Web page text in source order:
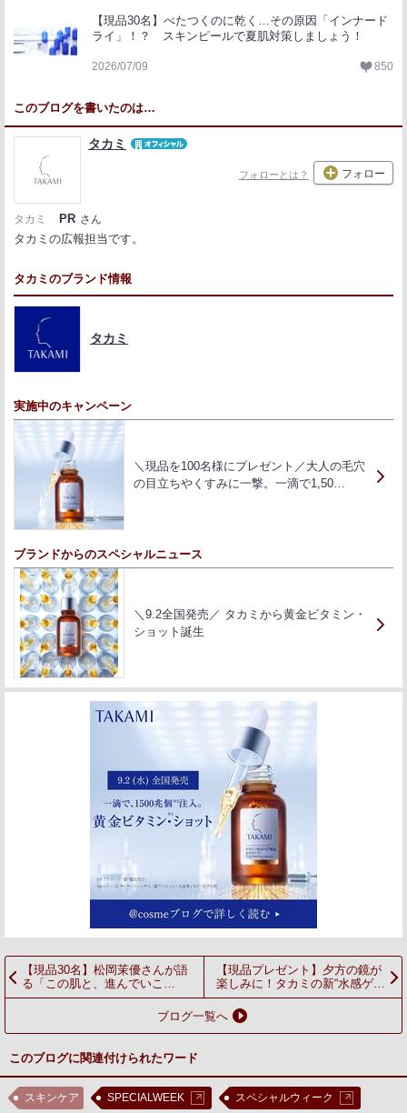
【現品30名】べたつくのに乾く…その原因「インナード
ライ」！？ スキンピールで夏肌対策しましょう！
2026/07/09 850
このブログを書いたのは…
タカミ
フォローとは？ フォロー
タカミ PR さん
タカミの広報担当です。
タカミのブランド情報
タカミ
実施中のキャンペーン
＼現品を100名様にプレゼント／大人の毛穴
の目立ちやくすみに一撃。一滴で1,50…
ブランドからのスペシャルニュース
＼9.2全国発売／ タカミから黄金ビタミン・
ショット誕生
【現品30名】松岡茉優さんが語
る「この肌と、進んでいこ
う。」タカミと育む、揺るぎな
い美しさで、前を向いて歩める
【現品プレゼント】夕方の鏡が
楽しみに！タカミの新“水感ゲ
ル”で叶える、テカらない「うる
すべ美肌」へ。
ブログ一覧へ
このブログに関連付けられたワード
スキンケア SPECIALWEEK スペシャルウィーク